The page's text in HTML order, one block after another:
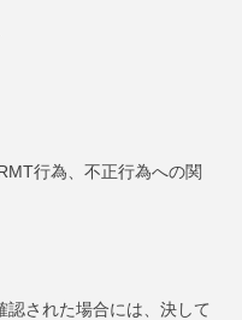
行為、不正行為への関
された場合には、決して